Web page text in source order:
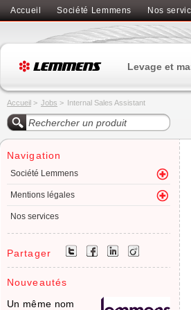
Accueil Société Lemmens Nos
Levage et
Accueil > Jobs > Internal Sales Assistant
Navigation
Société Lemmens
Mentions légales
Nos services
Partager
Nouveautés
Un même nom